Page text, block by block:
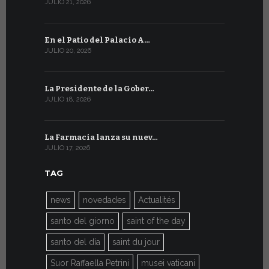
JULIO 21, 2026
En el Patio del Palacio A…
JULIO 20, 2026
La Presidente de la Gober…
JULIO 18, 2026
La Farmacia lanza su nuev…
JULIO 17, 2026
TAG
news novedades Actualités
santo del giorno saint of the day
santo del día saint du jour
Suor Raffaella Petrini musei vaticani